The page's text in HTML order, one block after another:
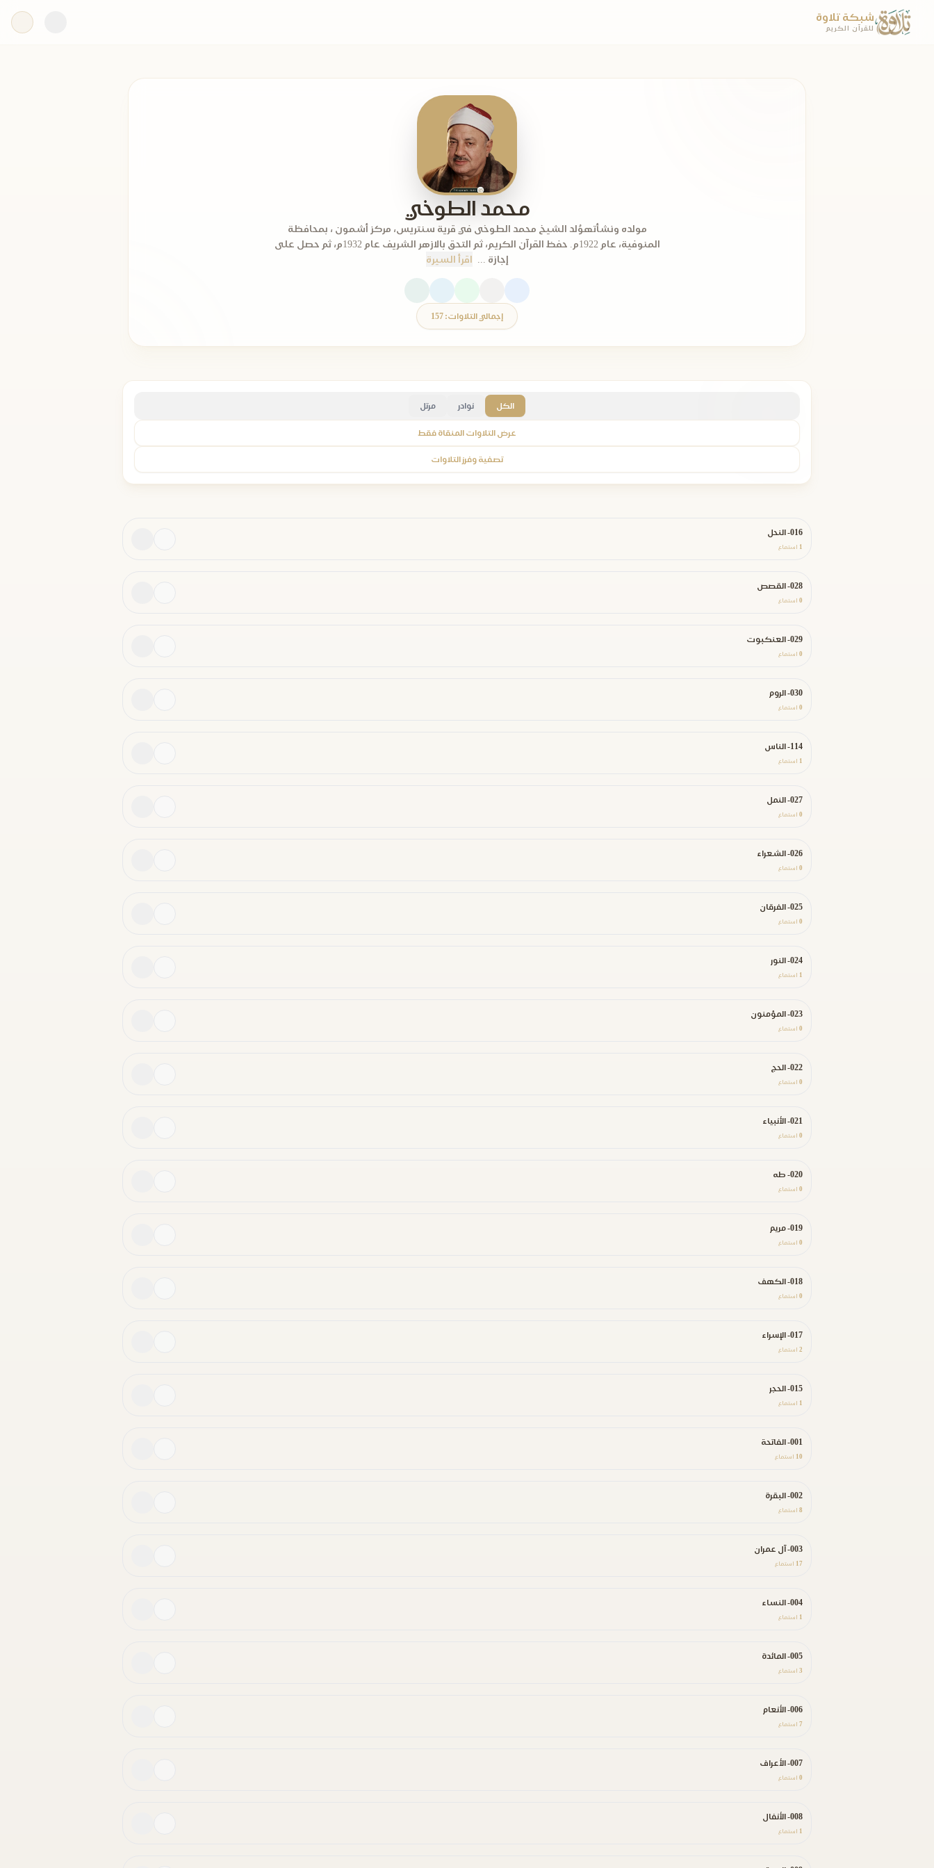
شبكة تلاوة
للقرآن الكريم
محمد الطوخي
مولده ونشأته​وُلد الشيخ محمد الطوخى في قرية سنتريس، مركز أشمون ، بمحافظة
المنوفية، عام 1922م. حفظ القرآن الكريم، ثم التحق بالازهر الشريف عام 1932م، ثم حصل على
إجازة ...
اقرأ السيرة
إجمالي التلاوات: 157
الكل نوادر مرتل
عرض التلاوات المنقاة فقط
تصفية وفرز التلاوات
016- النحل
1 استماع
028- القصص
0 استماع
029- العنكبوت
0 استماع
030- الروم
0 استماع
114- الناس
1 استماع
027- النمل
0 استماع
026- الشعراء
0 استماع
025- الفرقان
0 استماع
024- النور
1 استماع
023- المؤمنون
0 استماع
022- الحج
0 استماع
021- الأنبياء
0 استماع
020- طه
0 استماع
019- مريم
0 استماع
018- الكهف
0 استماع
017- الإسراء
2 استماع
015- الحجر
1 استماع
001- الفاتحة
10 استماع
002- البقرة
8 استماع
003- آل عمران
17 استماع
004- النساء
1 استماع
005- المائدة
3 استماع
006- الأنعام
7 استماع
007- الأعراف
0 استماع
008- الأنفال
1 استماع